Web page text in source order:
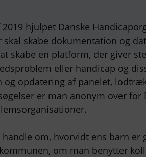
hjulpet Danske
skabe dokumentation og
skabe en platform, der giver
eller handicap og
opdatering af panelet,
er man anonym over for
om, hvorvidt ens barn er
om man benytter